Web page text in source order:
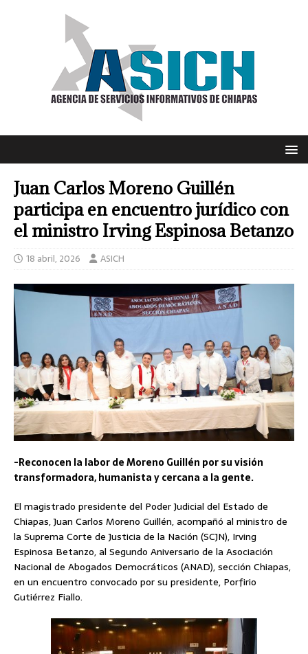
Juan Carlos Moreno Guillén
participa en encuentro jurídico con
el ministro Irving Espinosa Betanzo
18 abril, 2026 ASICH
-Reconocen la labor de Moreno Guillén por su visión
transformadora, humanista y cercana a la gente.
El magistrado presidente del Poder Judicial del Estado de
Chiapas, Juan Carlos Moreno Guillén, acompañó al ministro de
la Suprema Corte de Justicia de la Nación (SCJN), Irving
Espinosa Betanzo, al Segundo Aniversario de la Asociación
Nacional de Abogados Democráticos (ANAD), sección Chiapas,
en un encuentro convocado por su presidente, Porfirio
Gutiérrez Fiallo.